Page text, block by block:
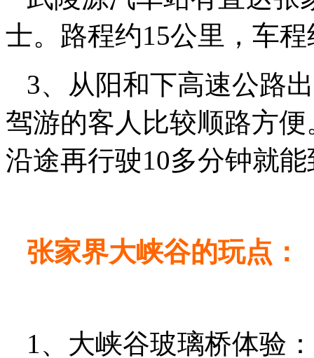
士。路程约15公里，车
3、从阳和下高速公路
驾游的客人比较顺路方
沿途再行驶10多分钟就
张家界大峡谷的玩点：
1、大峡谷玻璃桥体验